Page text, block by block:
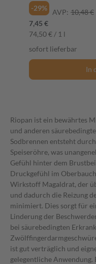
Riopan ist ein bewährtes
und anderen
Sodbrennen entsteht
Speiseröhre, was
Gefühl hinter dem
Druckgefühl im
Wirkstoff Magaldrat, der
und dadurch die Reizung
minimiert. Dies sorgt für
Linderung der
bei säurebedingten
ist gut verträglich und
gelegentliche
-29%
AVP: 10,48 €
7,45 €
74,50 € / 1 l
sofort lieferbar
In